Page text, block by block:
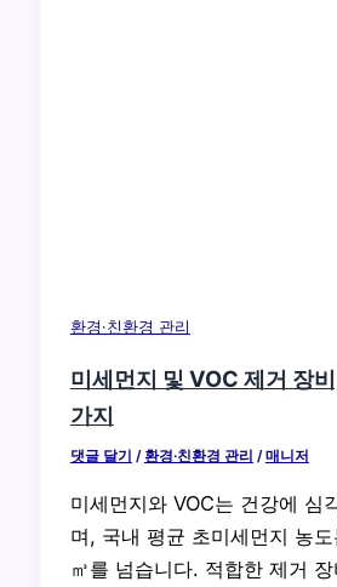
환경·친환경 관리
미세먼지 및 VOC 제거 장
가지
댓글 달기 /환경·친환경 관리 /매니저
미세먼지와 VOC는 건강에 심
며, 국내 평균 초미세먼지 농
㎥를 넘습니다. 적합한 제거